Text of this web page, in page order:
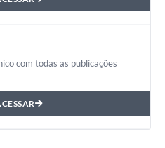
com todas as publicações